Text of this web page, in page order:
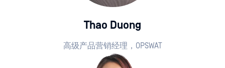
Thao Duong
高级产品营销经理，OPSWAT